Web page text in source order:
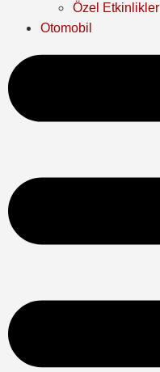
Özel Etkinlikler
Otomobil